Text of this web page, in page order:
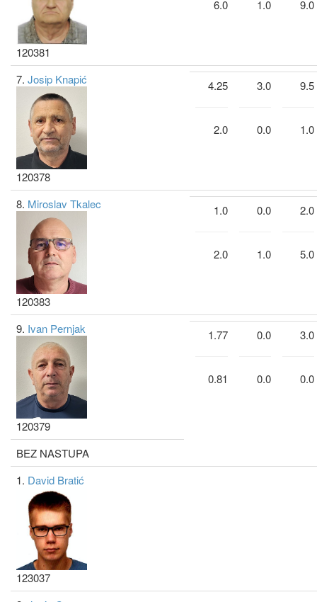
120381
6.0 1.0 9.0
7. Josip Knapić
120378
4.25
2.0
3.0
0.0
9.5
1.0
8. Miroslav Tkalec
120383
1.0
2.0
0.0
1.0
2.0
5.0
9. Ivan Pernjak
120379
1.77
0.81
0.0
0.0
3.0
0.0
BEZ NASTUPA
1. David Bratić
123037